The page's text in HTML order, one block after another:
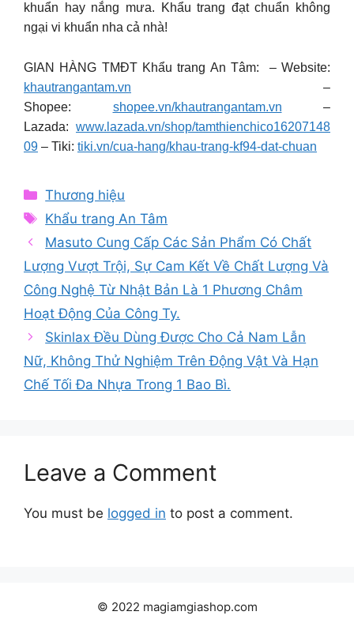
khuẩn hay nắng mưa. Khẩu trang đạt chuẩn không
ngại vi khuẩn nha cả nhà!
GIAN HÀNG TMĐT Khẩu trang An Tâm: – Website:
khautrangantam.vn –
Shopee: shopee.vn/khautrangantam.vn –
Lazada: www.lazada.vn/shop/tamthienchico16207148
09 – Tiki: tiki.vn/cua-hang/khau-trang-kf94-dat-chuan
Categories
Thương hiệu
Tags
Khẩu trang An Tâm
Masuto Cung Cấp Các Sản Phẩm Có Chất
Lượng Vượt Trội, Sự Cam Kết Về Chất Lượng Và
Công Nghệ Từ Nhật Bản Là 1 Phương Châm
Hoạt Động Của Công Ty.
Skinlax Đều Dùng Được Cho Cả Nam Lẫn
Nữ, Không Thử Nghiệm Trên Động Vật Và Hạn
Chế Tối Đa Nhựa Trong 1 Bao Bì.
Leave a Comment
You must be logged in to post a comment.
© 2022 magiamgiashop.com